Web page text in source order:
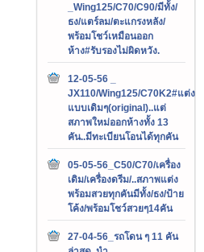
_Wing125/C70/C90/มีทั้ง/
ธง/แตร์ลม/ตะแกรงหลัง/
พร้อมโชว์เหมือนออก
ห้าง#รับรองไม่ผิดหวัง.
12-05-56 _
JX110/Wing125/C70K2#แต่ง
แบบเดิมๆ(original)..แต่
สภาพใหม่ออกห้างทั้ง 13
คัน..มีทะเบียนโอนได้ทุกคัน
05-05-56_C50/C70/เครื่อง
เดิม/เครื่องดรีม/..สภาพแต่ง
พร้อมสวยทุกคันมีทั้ง/ธง/ป้าย
โค้ง/พร้อมโชว์สวยๆ14คัน
27-04-56_รถโดน ๆ 11 คัน